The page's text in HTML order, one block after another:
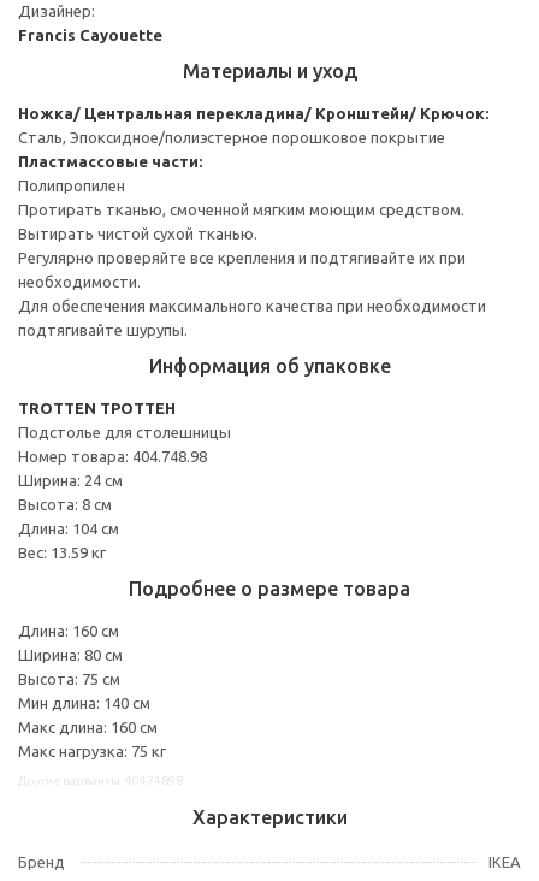
Дизайнер:
Francis Cayouette
Материалы и уход
Ножка/ Центральная перекладина/ Кронштейн/ Крючок:
Сталь, Эпоксидное/полиэстерное порошковое покрытие
Пластмассовые части:
Полипропилен
Протирать тканью, смоченной мягким моющим средством.
Вытирать чистой сухой тканью.
Регулярно проверяйте все крепления и подтягивайте их при
необходимости.
Для обеспечения максимального качества при необходимости
подтягивайте шурупы.
Информация об упаковке
TROTTEN ТРОТТЕН
Подстолье для столешницы
Номер товара: 404.748.98
Ширина: 24 см
Высота: 8 см
Длина: 104 см
Вес: 13.59 кг
Подробнее о размере товара
Длина: 160 см
Ширина: 80 см
Высота: 75 см
Мин длина: 140 см
Макс длина: 160 см
Макс нагрузка: 75 кг
Характеристики
Бренд IKEA